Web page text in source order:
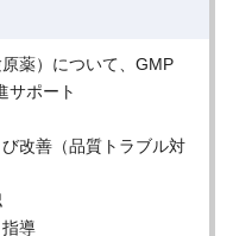
薬）について、GMP
サポート
改善（品質トラブル対
導